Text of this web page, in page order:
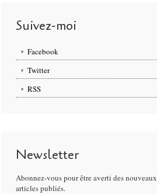
Suivez-moi
Facebook
Twitter
RSS
Newsletter
Abonnez-vous pour être averti des nouveaux
articles publiés.